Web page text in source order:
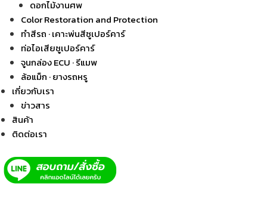
ดอกไม้งานศพ
Color Restoration and Protection
ทำสีรถ · เคาะพ่นสีซูเปอร์คาร์
ท่อไอเสียซูเปอร์คาร์
จูนกล่อง ECU · รีแมพ
ล้อแม็ก · ยางรถหรู
เกี่ยวกับเรา
ข่าวสาร
สินค้า
ติดต่อเรา